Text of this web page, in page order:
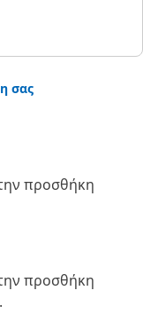
σας
προσθήκη
προσθήκη